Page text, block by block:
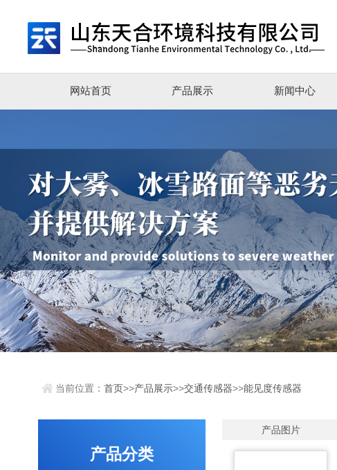
网站首页 产品展示 新闻中心
当前位置：首页>>产品展示>>交通传感器>>能见度传感器
产品分类
产品图片